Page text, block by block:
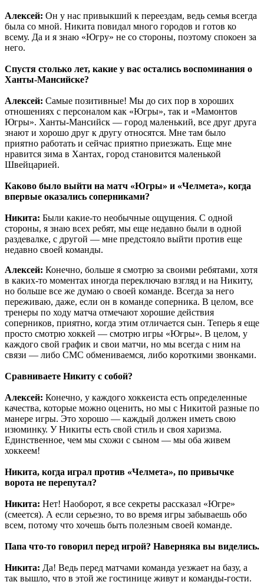
Алексей: Он у нас привыкший к переездам, ведь семья всегда
была со мной. Никита повидал много городов и готов ко
всему. Да и я знаю «Югру» не со стороны, поэтому спокоен за
него.
Спустя столько лет, какие у вас остались воспоминания о
Ханты-Мансийске?
Алексей: Самые позитивные! Мы до сих пор в хороших
отношениях с персоналом как «Югры», так и «Мамонтов
Югры». Ханты-Мансийск — город маленький, все друг друга
знают и хорошо друг к другу относятся. Мне там было
приятно работать и сейчас приятно приезжать. Еще мне
нравится зима в Хантах, город становится маленькой
Швейцарией.
Каково было выйти на матч «Югры» и «Челмета», когда
впервые оказались соперниками?
Никита: Были какие-то необычные ощущения. С одной
стороны, я знаю всех ребят, мы еще недавно были в одной
раздевалке, с другой — мне предстояло выйти против еще
недавно своей команды.
Алексей: Конечно, больше я смотрю за своими ребятами, хотя
в каких-то моментах иногда переключаю взгляд и на Никиту,
но больше все же думаю о своей команде. Всегда за него
переживаю, даже, если он в команде соперника. В целом, все
тренеры по ходу матча отмечают хорошие действия
соперников, приятно, когда этим отличается сын. Теперь я еще
просто смотрю хоккей — смотрю игры «Югры». В целом, у
каждого свой график и свои матчи, но мы всегда с ним на
связи — либо СМС обмениваемся, либо короткими звонками.
Сравниваете Никиту с собой?
Алексей: Конечно, у каждого хоккеиста есть определенные
качества, которые можно оценить, но мы с Никитой разные по
манере игры. Это хорошо — каждый должен иметь свою
изюминку. У Никиты есть свой стиль и своя харизма.
Единственное, чем мы схожи с сыном — мы оба живем
хоккеем!
Никита, когда играл против «Челмета», по привычке
ворота не перепутал?
Никита: Нет! Наоборот, я все секреты рассказал «Югре»
(смеется). А если серьезно, то во время игры забываешь обо
всем, потому что хочешь быть полезным своей команде.
Папа что-то говорил перед игрой? Наверняка вы виделись.
Никита: Да! Ведь перед матчами команда уезжает на базу, а
так вышло, что в этой же гостинице живут и команды-гости.